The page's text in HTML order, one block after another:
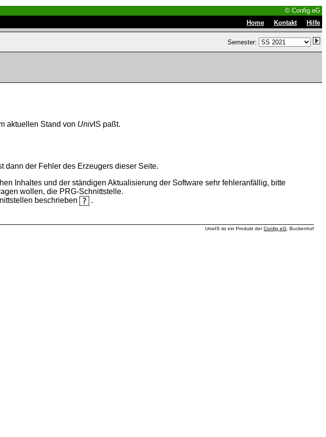
© Config eG
Home Kontakt Hilfe
Semester:
aktuellen Stand von UnivIS paßt.
dann der Fehler des Erzeugers dieser Seite.
Inhaltes und der ständigen Aktualisierung der Software sehr fehleranfällig, bitte
wollen, die PRG-Schnittstelle.
beschrieben
.
UnivIS ist ein Produkt derConfig eG , Buckenhof